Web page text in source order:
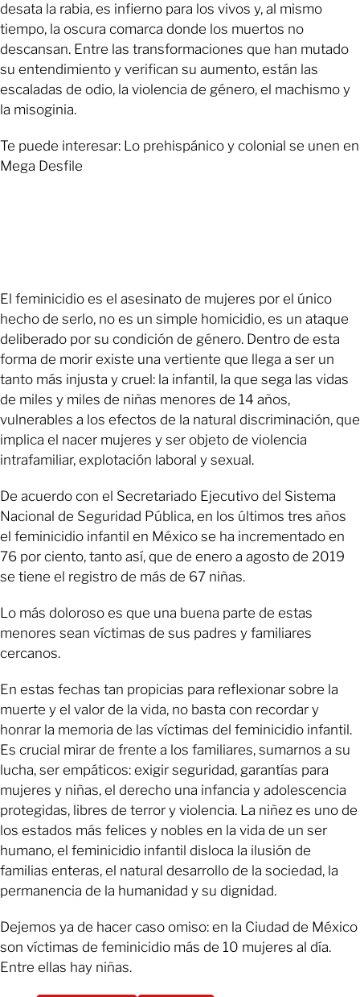
desata la rabia, es infierno para los vivos y, al mismo
tiempo, la oscura comarca donde los muertos no
descansan. Entre las transformaciones que han mutado
su entendimiento y verifican su aumento, están las
escaladas de odio, la violencia de género, el machismo y
la misoginia.
Te puede interesar: Lo prehispánico y colonial se unen en
Mega Desfile
El feminicidio es el asesinato de mujeres por el único
hecho de serlo, no es un simple homicidio, es un ataque
deliberado por su condición de género. Dentro de esta
forma de morir existe una vertiente que llega a ser un
tanto más injusta y cruel: la infantil, la que sega las vidas
de miles y miles de niñas menores de 14 años,
vulnerables a los efectos de la natural discriminación, que
implica el nacer mujeres y ser objeto de violencia
intrafamiliar, explotación laboral y sexual.
De acuerdo con el Secretariado Ejecutivo del Sistema
Nacional de Seguridad Pública, en los últimos tres años
el feminicidio infantil en México se ha incrementado en
76 por ciento, tanto así, que de enero a agosto de 2019
se tiene el registro de más de 67 niñas.
Lo más doloroso es que una buena parte de estas
menores sean víctimas de sus padres y familiares
cercanos.
En estas fechas tan propicias para reflexionar sobre la
muerte y el valor de la vida, no basta con recordar y
honrar la memoria de las víctimas del feminicidio infantil.
Es crucial mirar de frente a los familiares, sumarnos a su
lucha, ser empáticos: exigir seguridad, garantías para
mujeres y niñas, el derecho una infancia y adolescencia
protegidas, libres de terror y violencia. La niñez es uno de
los estados más felices y nobles en la vida de un ser
humano, el feminicidio infantil disloca la ilusión de
familias enteras, el natural desarrollo de la sociedad, la
permanencia de la humanidad y su dignidad.
Dejemos ya de hacer caso omiso: en la Ciudad de México
son víctimas de feminicidio más de 10 mujeres al día.
Entre ellas hay niñas.